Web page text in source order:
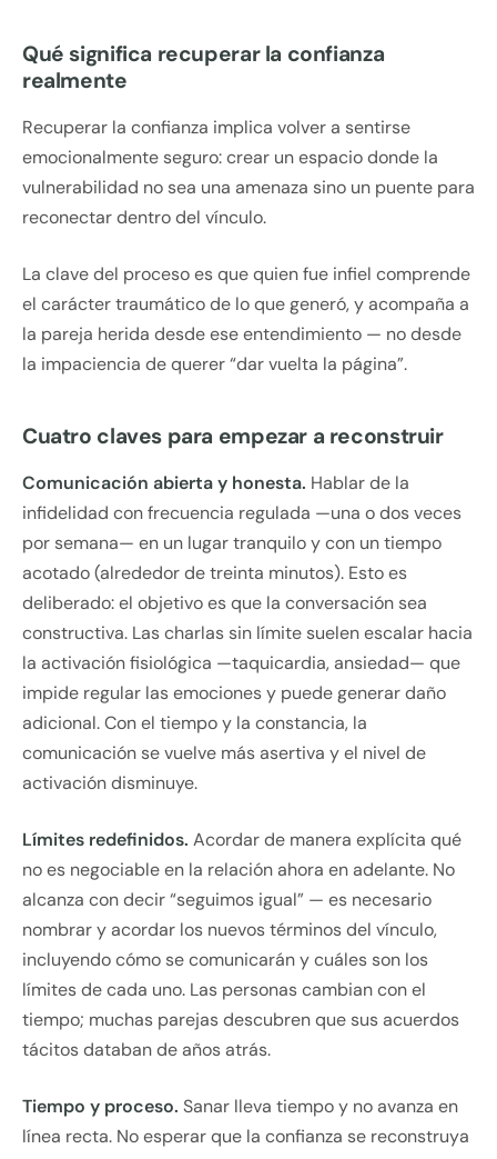
Qué significa recuperar la confianza
realmente
Recuperar la confianza implica volver a sentirse
emocionalmente seguro: crear un espacio donde la
vulnerabilidad no sea una amenaza sino un puente para
reconectar dentro del vínculo.
La clave del proceso es que quien fue infiel comprende
el carácter traumático de lo que generó, y acompaña a
la pareja herida desde ese entendimiento — no desde
la impaciencia de querer “dar vuelta la página”.
Cuatro claves para empezar a reconstruir
Comunicación abierta y honesta. Hablar de la
infidelidad con frecuencia regulada —una o dos veces
por semana— en un lugar tranquilo y con un tiempo
acotado (alrededor de treinta minutos). Esto es
deliberado: el objetivo es que la conversación sea
constructiva. Las charlas sin límite suelen escalar hacia
la activación fisiológica —taquicardia, ansiedad— que
impide regular las emociones y puede generar daño
adicional. Con el tiempo y la constancia, la
comunicación se vuelve más asertiva y el nivel de
activación disminuye.
Límites redefinidos. Acordar de manera explícita qué
no es negociable en la relación ahora en adelante. No
alcanza con decir “seguimos igual” — es necesario
nombrar y acordar los nuevos términos del vínculo,
incluyendo cómo se comunicarán y cuáles son los
límites de cada uno. Las personas cambian con el
tiempo; muchas parejas descubren que sus acuerdos
tácitos databan de años atrás.
Tiempo y proceso. Sanar lleva tiempo y no avanza en
línea recta. No esperar que la confianza se reconstruya